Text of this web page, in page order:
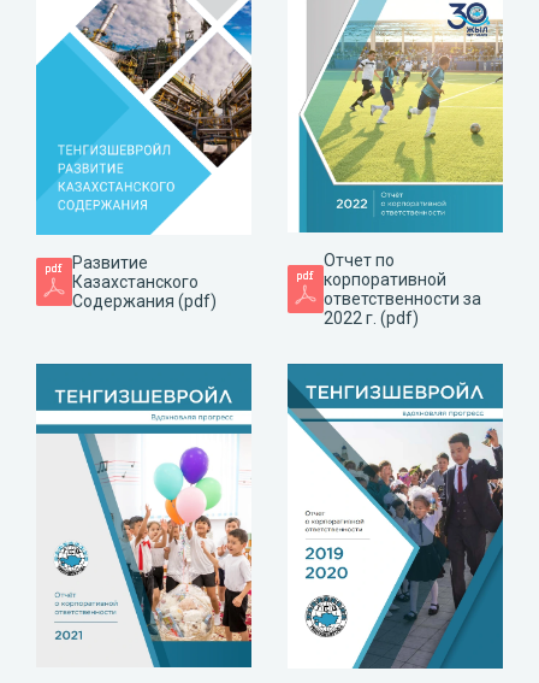
Развитие
Казахстанского
Содержания (pdf)
Отчет по
корпоративной
ответственности за
2022 г. (pdf)